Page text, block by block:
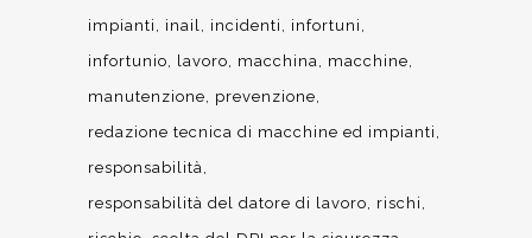
impianti
inail incidenti
infortuni
infortunio
lavoro macchina
macchine
manutenzione
prevenzione
redazione tecnica di macchine ed impianti
responsabilità
responsabilità del datore di lavoro
rischi